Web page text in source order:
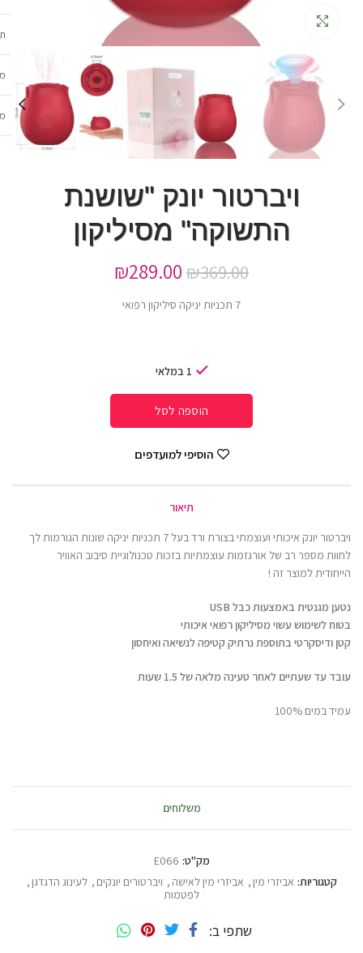
ויברטור יונק "שושנת
התשוקה" מסיליקון
₪369.00
₪289.00
7 תכניות יניקה סיליקון רפואי
1 במלאי
הוספה לסל
הוסיפי למועדפים
תיאור
ויברטור יונק איכותי ועוצמתי בצורת ורד בעל 7 תכניות יניקה שונות הגורמות לך
לחוות מספר רב של אורגזמות עוצמתיות בזכות טכנולוגיית סיבוב האוויר
הייחודית למוצר זה !
נטען מגנטית באמצעות כבל USB
בטוח לשימוש עשוי מסיליקון רפואי איכותי
קטן ודיסקרטי בתוספת נרתיק קטיפה לנשיאה ואיחסון
עובד עד שעתיים לאחר טעינה מלאה של 1.5 שעות
עמיד במים 100%
משלוחים
מק"ט: E066
קטגוריות: אביזרי מין, אביזרי מין לאישה , ויברטורים יונקים , לעינוג הדגדגן,
לפטמות
שתפי ב